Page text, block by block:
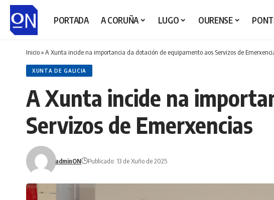
PORTADA A CORUÑA LUGO OURENSE
Inicio»A Xunta incide na importancia da dotación de equipamento aos Servizos de
XUNTA DE GALICIA
A Xunta incide na
Servizos de Emerxencias
adminON Publicado: 13 de Xuño de 2025